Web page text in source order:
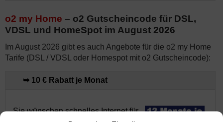
o2 my Home – o2 Gutscheincode für DSL,
VDSL und HomeSpot im August 2026
Im August 2026 gibt es auch Angebote für die o2 my Home
Tarife (DSL / VDSL oder Homespot mit o2 Gutscheincode):
➥ 10 € Rabatt je Monat
Sie wünschen schnelles Internet für